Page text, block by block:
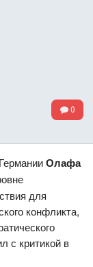
0
Олафа
для
конфликта,
с критикой в